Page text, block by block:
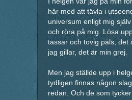
här med att tävla i
universum enligt mig
och röra på mig. Lösa
tassar och tovig päls, det
jag gillar, det är min grej.
Men jag ställde upp i
tydligen finnas någon
redan. Och de som